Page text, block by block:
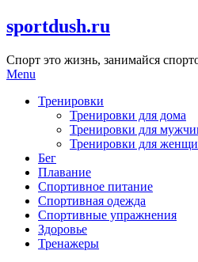
Skip
to
sportdush.ru
Спорт это жизнь, занимайся
Menu
Тренировки
Тренировки для дома
Тренировки для
Тренировки для
Бег
Плавание
Спортивное питание
Спортивная одежда
Спортивные упражнения
Здоровье
Тренажеры